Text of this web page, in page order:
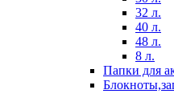
32 л.
40 л.
48 л.
8 л.
Папки для